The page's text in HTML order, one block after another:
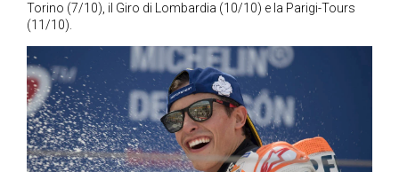
Torino (7/10), il Giro di Lombardia (10/10) e la Parigi-Tours
(11/10).